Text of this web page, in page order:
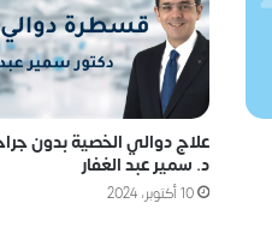
علاج دوالي الخصية بدون
د. سمير عبد الغفار
10 أكتوبر، 2024